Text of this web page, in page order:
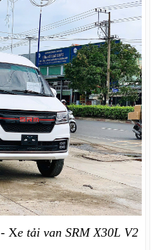
- Xe tải van SRM X30L V2